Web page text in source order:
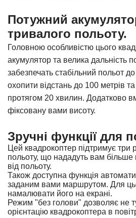
Потужний
тривалого польоту.
Головною особливістю цього
акумулятор та велика дальність
забезпечать стабільний польот
охопити відстань до 100 метрів
протягом 20 хвилин. Додатково
фіксовану вами висоту.
Зручні функції для
Цей квадрокоптер підтримує три
польоту, що нададуть вам більше
від польоту.
Також доступна функція
заданим вами маршрутом. Для
намалювати його на екрані.
Режим "без голови" дозволяє не
орієнтацію квадрокоптера в